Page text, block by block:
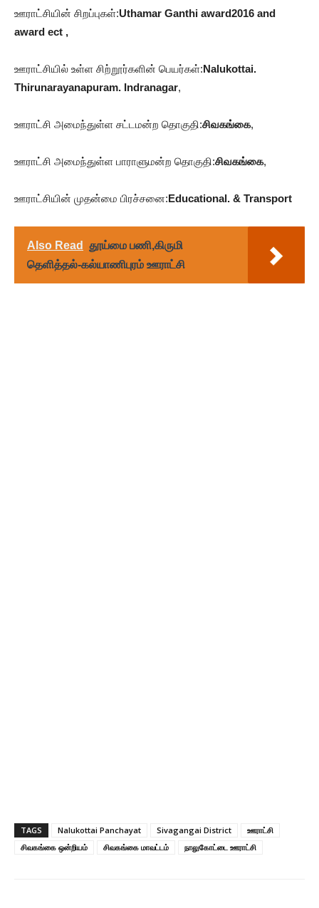
ஊராட்சியின் சிறப்புகள்:Uthamar Ganthi award2016 and
award ect ,
ஊராட்சியில் உள்ள சிற்றூர்களின் பெயர்கள்:Nalukottai.
Thirunarayanapuram. Indranagar,
ஊராட்சி அமைந்துள்ள சட்டமன்ற தொகுதி:சிவகங்கை,
ஊராட்சி அமைந்துள்ள பாராளுமன்ற தொகுதி:சிவகங்கை,
ஊராட்சியின் முதன்மை பிரச்சனை:Educational. & Transport
Also Read
தூய்மை பணி,கிருமி
தெளித்தல்-கல்யாணிபுரம் ஊராட்சி
TAGS Nalukottai Panchayat Sivagangai District
ஊராட்சி
சிவகங்கை ஒன்றியம்
சிவகங்கை மாவட்டம் நாலுகோட்டை ஊராட்சி